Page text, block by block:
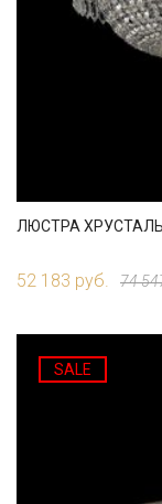
ЛЮСТРА
52 183 руб. 74
SALE